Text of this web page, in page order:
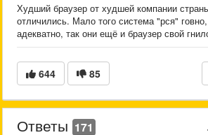
Худший браузер от худшей компании
отличились. Мало того система "рся"
адекватно, так они ещё и браузер свой
644 85
Ответы 171